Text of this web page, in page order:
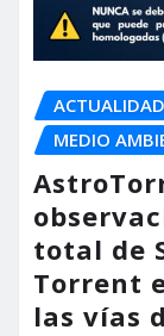
ACTUALIDAD
MEDIO
total de
Torrent
las vías